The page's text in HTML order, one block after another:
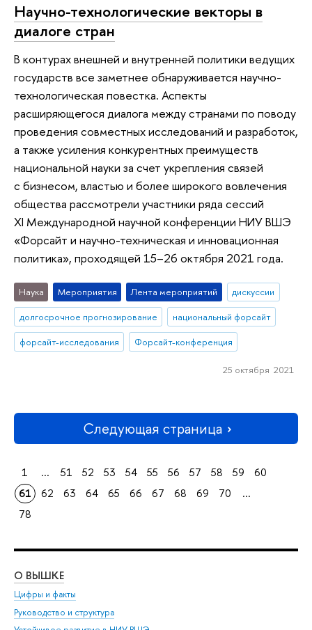
Научно-технологические векторы в
диалоге стран
В контурах внешней и внутренней политики ведущих
государств все заметнее обнаруживается научно-
технологическая повестка. Аспекты
расширяющегося диалога между странами по поводу
проведения совместных исследований и разработок,
а также усиления конкурентных преимуществ
национальной науки за счет укрепления связей
с бизнесом, властью и более широкого вовлечения
общества рассмотрели участники ряда сессий
XI Международной научной конференции НИУ ВШЭ
«Форсайт и научно-техническая и инновационная
политика», проходящей 15–26 октября 2021 года.
Наука Мероприятия Лента мероприятий
дискуссии
долгосрочное прогнозирование
национальный форсайт
форсайт-исследования
Форсайт-конференция
25 октября 2021
Следующая страница
1 ... 51 52 53 54 55 56 57 58 59
60
61
62 63 64 65 66 67 68 69 70
...
78
О ВЫШКЕ
Цифры и факты
Руководство и структура